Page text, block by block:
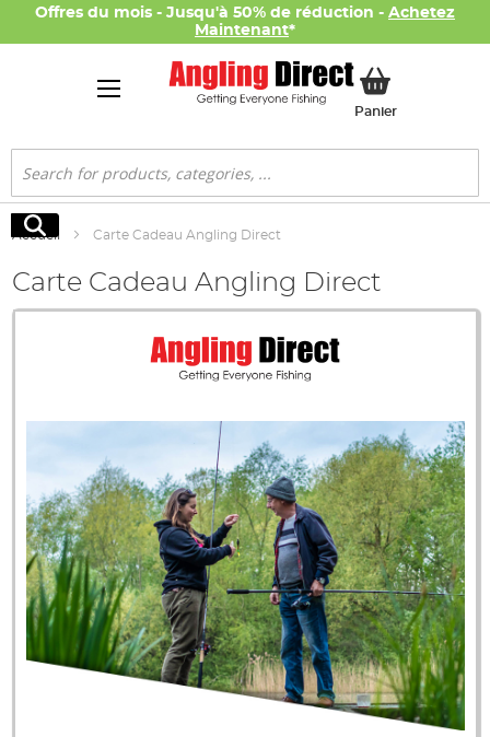
Offres du mois - Jusqu'à 50% de réduction - Achetez
Maintenant*
PanierMon panier
Rechercher
Rechercher
Accueil Carte Cadeau Angling Direct
Carte Cadeau Angling Direct
the